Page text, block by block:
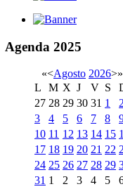
Agenda 2025
«<Agosto 2026>»
L
M X J V S
27 28 29 30 31 1
2
3
4 5 6 7 8
10 11 12 13 14 15
17 18 19 20 21 22
24 25 26 27 28 29
31 1 2 3 4 5